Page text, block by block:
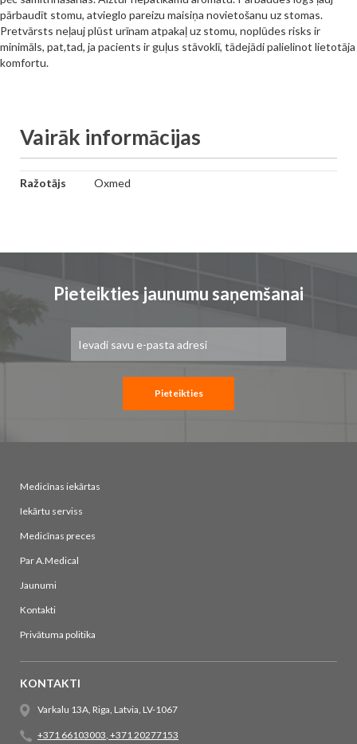
pārbaudīt stomu, atvieglo pareizu maisiņa novietošanu uz stomas.
Pretvārsts neļauj plūst urīnam atpakaļ uz stomu, noplūdes risks ir
minimāls, pat,tad, ja pacients ir guļus stāvoklī, tādejādi palielinot lietotāja
komfortu.
Vairāk informācijas
Vairāk
Ražotājs Oxmed
Pieteikties jaunumu saņemšanai
saņemšanai:
Pieteikties
Medicīnas iekārtas
Iekārtu serviss
Medicīnas preces
Par A.Medical
Jaunumi
Kontakti
Privātuma politika
KONTAKTI
Varkalu 13A, Riga, Latvia, LV-1067
+371 66103003, +371 20277153